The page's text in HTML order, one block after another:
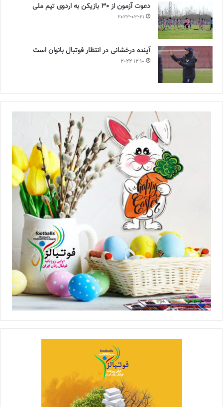
دعوت آزمون از 30 بازیکن به اردوی تیم ملی
2023-03-21
آینده درخشانی در انتظار فوتبال بانوان است
2022-12-10